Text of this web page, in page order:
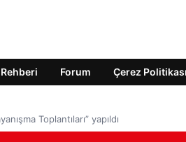
Forum Çerez Politikası
Toplantıları” yapıldı